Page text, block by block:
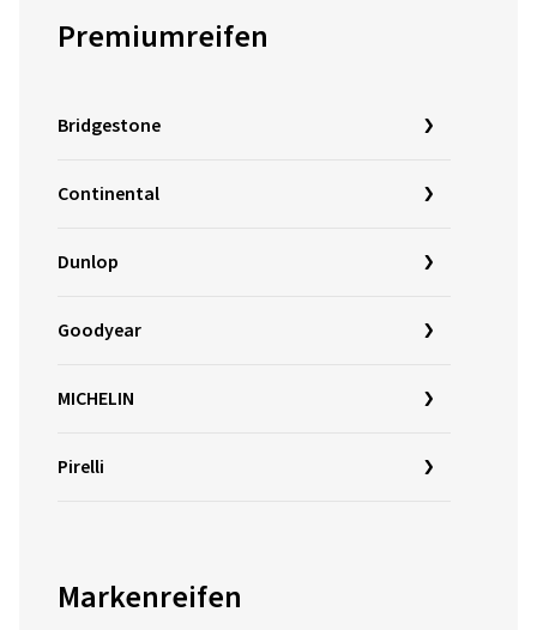
Premiumreifen
Bridgestone
Continental
Dunlop
Goodyear
MICHELIN
Pirelli
Markenreifen